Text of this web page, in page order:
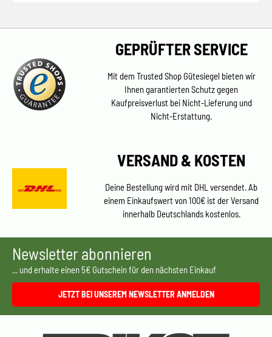
GEPRÜFTER SERVICE
Mit dem Trusted Shop Gütesiegel bieten wir
Ihnen garantierten Schutz gegen
Kaufpreisverlust bei Nicht-Lieferung und
Nicht-Erstattung.
VERSAND & KOSTEN
Deine Bestellung wird mit DHL versendet. Ab
einem Einkaufswert von 100€ ist der Versand
innerhalb Deutschlands kostenlos.
Newsletter abonnieren
... und erhalte einen 5€ Gutschein für den nächsten Einkauf
JETZT BEI UNSEREM NEWSLETTER ANMELDEN